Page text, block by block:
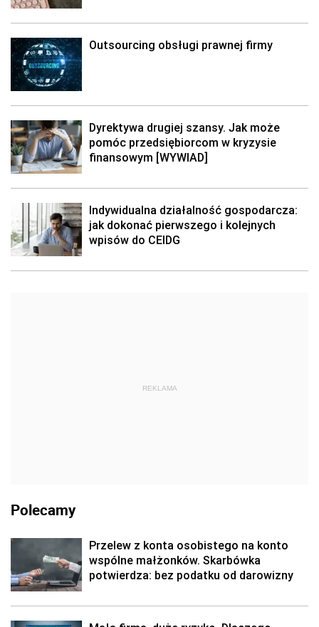
Outsourcing obsługi prawnej firmy
Dyrektywa drugiej szansy. Jak może
pomóc przedsiębiorcom w kryzysie
finansowym [WYWIAD]
Indywidualna działalność gospodarcza:
jak dokonać pierwszego i kolejnych
wpisów do CEIDG
REKLAMA
Polecamy
Przelew z konta osobistego na konto
wspólne małżonków. Skarbówka
potwierdza: bez podatku od darowizny